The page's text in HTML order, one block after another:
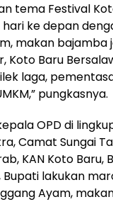
tema Festival
ke depan
makan bajamba
Baru
laga,
pungkasnya.
OPD di
Camat Sungai
KAN Koto Baru,
lakukan
Ayam,